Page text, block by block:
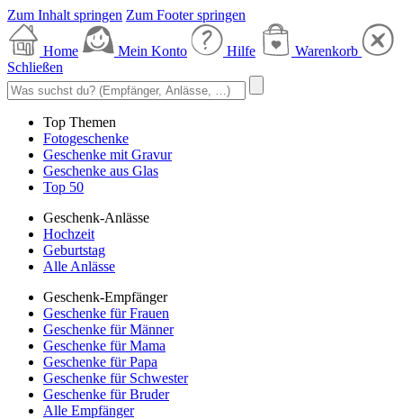
Zum Inhalt springen Zum Footer springen
Home Mein Konto Hilfe
Warenkorb
Schließen
Top Themen
Fotogeschenke
Geschenke mit Gravur
Geschenke aus Glas
Top 50
Geschenk-Anlässe
Hochzeit
Geburtstag
Alle Anlässe
Geschenk-Empfänger
Geschenke für Frauen
Geschenke für Männer
Geschenke für Mama
Geschenke für Papa
Geschenke für Schwester
Geschenke für Bruder
Alle Empfänger